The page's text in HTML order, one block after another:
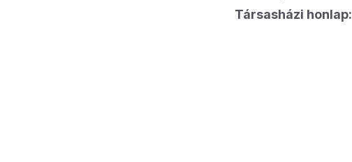
Társasházi honlap: